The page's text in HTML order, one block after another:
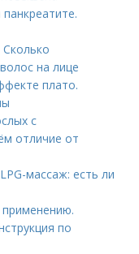
на лице
плато.
с
отличие от
массаж: есть ли
по